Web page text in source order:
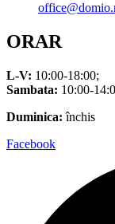
ORAR
L-V: 10:00-18:00;
Sambata: 10:00-
Duminica: închis
Facebook